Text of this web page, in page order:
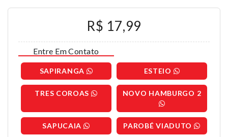
R$ 17,99
Entre Em Contato
SAPIRANGA ESTEIO
TRES COROAS NOVO HAMBURGO 2
SAPUCAIA PAROBÉ VIADUTO